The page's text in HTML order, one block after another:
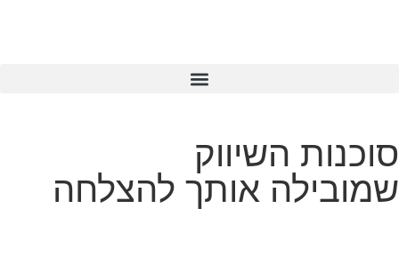
סוכנות השיווק
שמובילה אותך להצלחה